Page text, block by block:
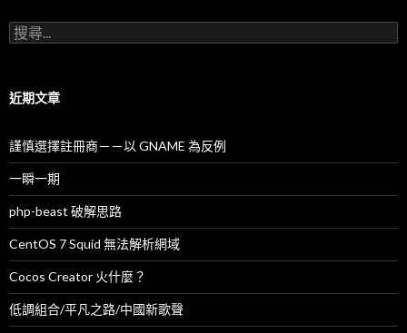
搜
尋
字
近期文章
謹慎選擇註冊商－－以 GNAME 為反例
一瞬一期
php-beast 破解思路
CentOS 7 Squid 無法解析網域
Cocos Creator 火什麼？
低調組合/平凡之路/中國新歌聲